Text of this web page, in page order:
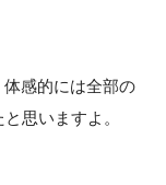
感的には全部の
思いますよ。